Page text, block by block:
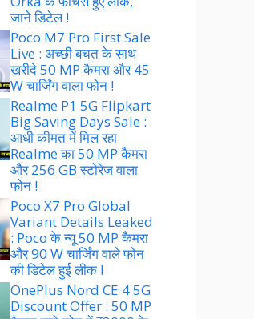
जाने डिटेल !
Poco M7 Pro First Sale
Live : अच्छी बचत के साथ
खरीदे 50 MP कैमरा और 45
W चार्जिंग वाला फोन !
Realme P1 5G Flipkart
Big Saving Days Sale :
आधी कीमत में मिल रहा
Realme का 50 MP कैमरा
और 256 GB स्टोरेज वाला
फोन !
Poco X7 Pro Global
Variant Details Leaked
: Poco के न्यू 50 MP कैमरा
और 90 W चार्जिंग वाले फोन
की डिटेल हुई लीक !
OnePlus Nord CE 4 5G
Discount Offer : 50 MP